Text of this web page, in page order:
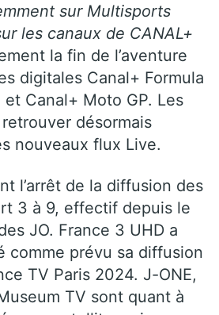
sur Multisports
les canaux de CANAL+
la fin de l’aventure
digitales Canal+ Formula
et Canal+ Moto GP. Les
désormais
nouveaux flux Live.
l’arrêt de la diffusion des
3 à 9, effectif depuis le
JO. France 3 UHD a
comme prévu sa diffusion
TV Paris 2024. J-ONE,
TV sont quant à